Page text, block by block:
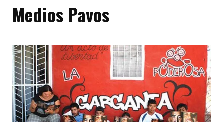
Medios Pavos